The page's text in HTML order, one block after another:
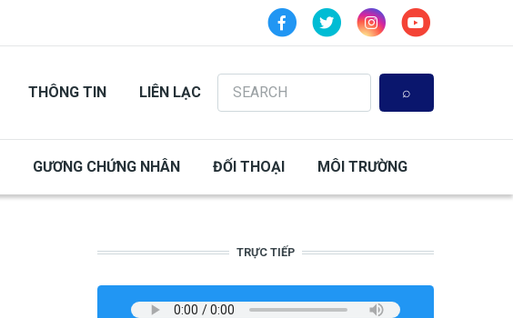
THÔNG TIN LIÊN LẠC
Search
GƯƠNG CHỨNG NHÂN ĐỐI THOẠI MÔI TRƯỜNG
TRỰC TIẾP